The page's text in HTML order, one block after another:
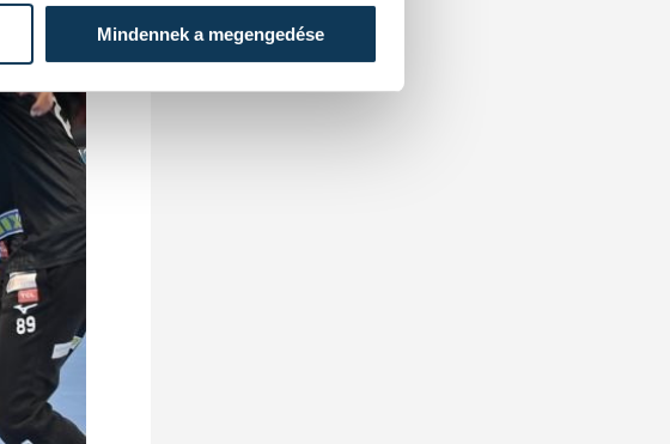
Mindennek a megengedése